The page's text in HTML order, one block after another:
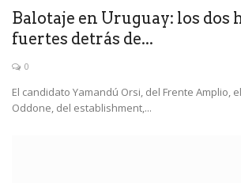
Balotaje en Uruguay: los dos
fuertes detrás de...
0
El candidato Yamandú Orsi, del Frente Amplio,
Oddone, del establishment,...